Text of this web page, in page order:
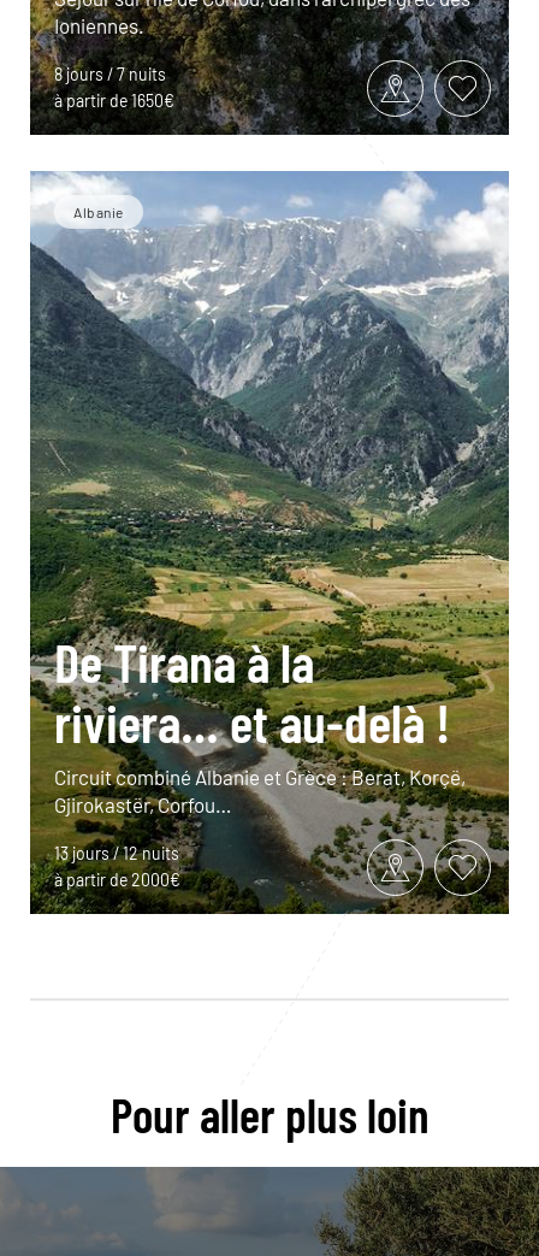
Ioniennes.
8 jours / 7 nuits
à partir de 1650€
Albanie
De Tirana à la
riviera… et au-delà !
Circuit combiné Albanie et Grèce : Berat, Korçë,
Gjirokastër, Corfou…
13 jours / 12 nuits
à partir de 2000€
Pour aller plus loin